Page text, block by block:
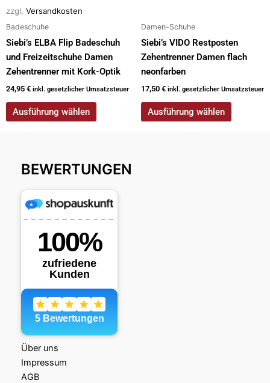
zzgl. Versandkosten
Badeschuhe
Siebi’s ELBA Flip Badeschuh
und Freizeitschuhe Damen
Zehentrenner mit Kork-Optik
24,95 € inkl. gesetzlicher Umsatzsteuer
Ausführung wählen
Produktseite
gewählt
werden
Damen-Schuhe
Siebi’s VIDO Restposten
Zehentrenner Damen flach
neonfarben
17,50 € inkl. gesetzlicher Umsatzsteuer
Ausführung wählen
gewählt
werden
BEWERTUNGEN
Über uns
Impressum
AGB